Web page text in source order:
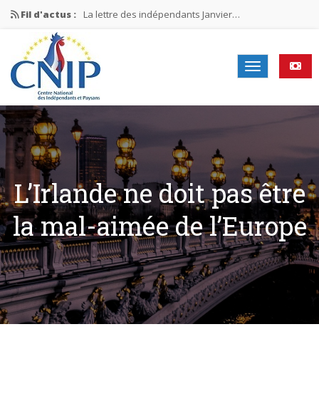
Fil d'actus : La lettre des indépendants Janvier…
La lettre des indépendants Novembre…
La lettre des indépendants Juin…
Mission nationale ÉLECTIONS MUNICIPALES 2026
La lettre des indépendants N°2-2026
L’Irlande ne doit pas être
la mal-aimée de l’Europe